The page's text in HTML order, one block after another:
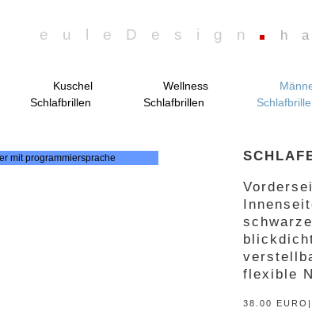
euleDesign
Kuschel
Schlafbrillen
Wellness
Schlafbrillen
flexible
38.00